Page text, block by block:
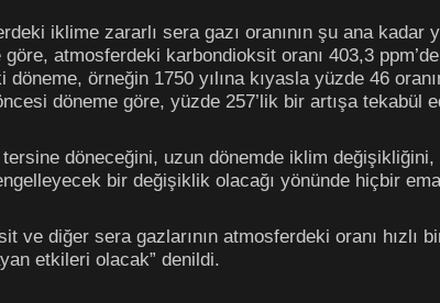
iklime zararlı sera gazı oranının şu ana kadar
göre, atmosferdeki karbondioksit oranı 403,3
örneğin 1750 yılına kıyasla yüzde 46
döneme göre, yüzde 257’lik bir artışa tekabül
tersine döneceğini, uzun dönemde iklim
bir değişiklik olacağı yönünde hiçbir
ve diğer sera gazlarının atmosferdeki oranı
etkileri olacak” denildi.